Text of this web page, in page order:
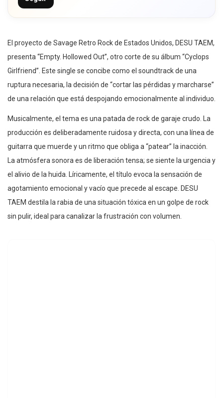
El proyecto de Savage Retro Rock de Estados Unidos, DESU TAEM,
presenta “Empty. Hollowed Out”, otro corte de su álbum “Cyclops
Girlfriend”. Este single se concibe como el soundtrack de una
ruptura necesaria, la decisión de “cortar las pérdidas y marcharse”
de una relación que está despojando emocionalmente al individuo.
Musicalmente, el tema es una patada de rock de garaje crudo. La
producción es deliberadamente ruidosa y directa, con una línea de
guitarra que muerde y un ritmo que obliga a “patear” la inacción.
La atmósfera sonora es de liberación tensa; se siente la urgencia y
el alivio de la huida. Líricamente, el título evoca la sensación de
agotamiento emocional y vacío que precede al escape. DESU
TAEM destila la rabia de una situación tóxica en un golpe de rock
sin pulir, ideal para canalizar la frustración con volumen.